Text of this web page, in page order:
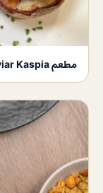
مطعم Caviar Kaspia دبي (الاسعار + المنيو + الموقع)